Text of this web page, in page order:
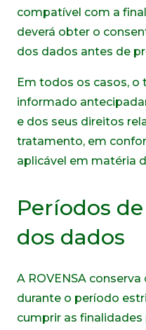
compatível com a
deverá obter o
dos dados antes de
Em todos os casos, o
informado
e dos seus direitos
tratamento, em
aplicável em matéria
Períodos
dos dados
A ROVENSA
durante o período
cumprir as finalidades